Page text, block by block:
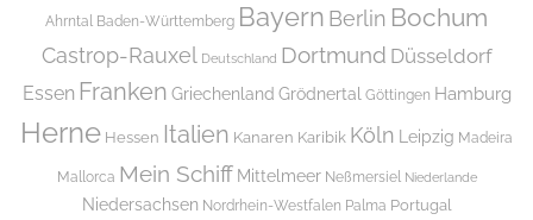
Ahrntal Baden-Württemberg Bayern Berlin Bochum
Castrop-Rauxel Deutschland Dortmund Düsseldorf
Essen Franken Griechenland Grödnertal Göttingen Hamburg
Herne Hessen Italien Kanaren Karibik Köln Leipzig Madeira
Mallorca Mein Schiff Mittelmeer Neßmersiel Niederlande
Niedersachsen Nordrhein-Westfalen Palma Portugal